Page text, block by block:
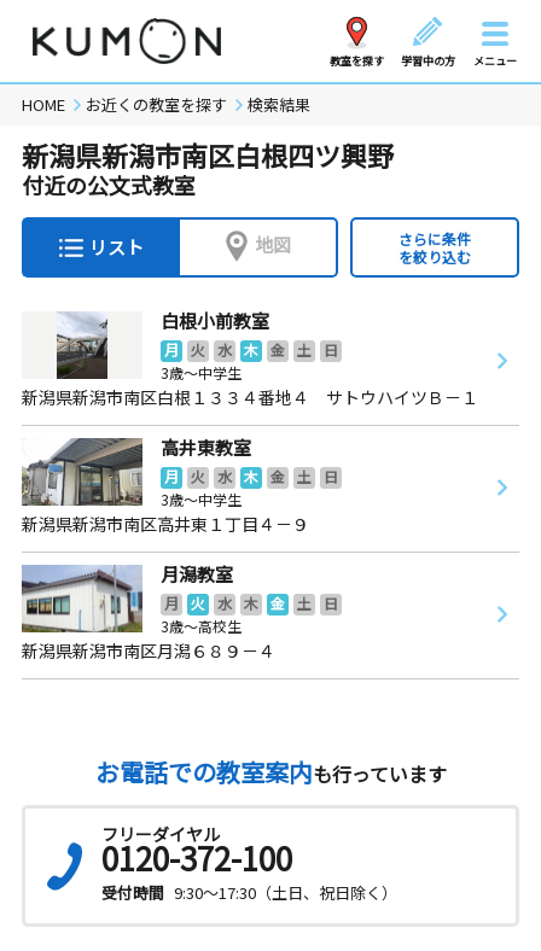
教室を探す 学習中の方 メニュー
HOME お近くの教室を探す 検索結果
新潟県新潟市南区白根四ツ興野
付近の公文式教室
リスト 地図
さらに条件
を絞り込む
白根小前教室
月 火 水 木 金 土
日
3歳～中学生
新潟県新潟市南区白根１３３４番地４ サトウハイツＢ－１
高井東教室
月 火 水 木 金 土
日
3歳～中学生
新潟県新潟市南区高井東１丁目４－９
月潟教室
月 火 水 木 金 土
日
3歳～高校生
新潟県新潟市南区月潟６８９－４
お電話での教室案内も行っています
フリーダイヤル
0120-372-100
受付時間 9:30～17:30（土日、祝日除く）